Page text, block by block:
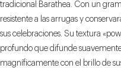
tradicional Barathea. Con un
resistente a las arrugas y
sus celebraciones. Su textura
profundo que difunde
magníficamente con el brillo de